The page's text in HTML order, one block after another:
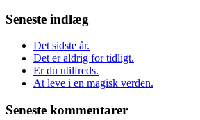
Seneste indlæg
Det sidste år.
Det er aldrig for tidligt.
Er du utilfreds.
At leve i en magisk verden.
Seneste kommentarer